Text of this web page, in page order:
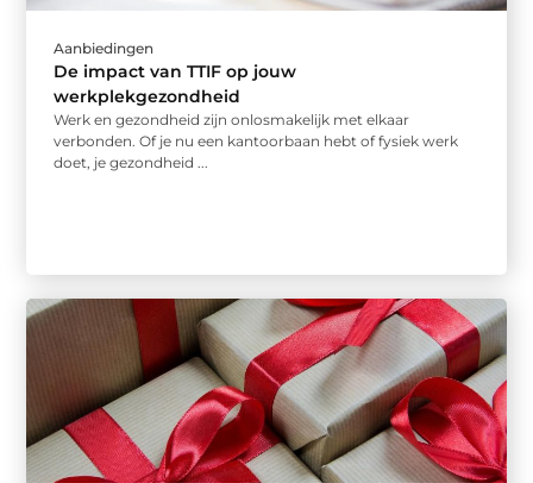
Aanbiedingen
De impact van TTIF op jouw
werkplekgezondheid
Werk en gezondheid zijn onlosmakelijk met elkaar
verbonden. Of je nu een kantoorbaan hebt of fysiek werk
doet, je gezondheid ...